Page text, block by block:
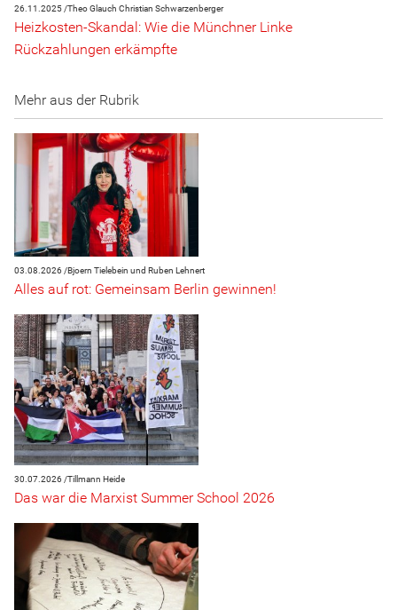
26.11.2025 /Theo Glauch Christian Schwarzenberger
Heizkosten-Skandal: Wie die Münchner Linke
Rückzahlungen erkämpfte
Mehr aus der Rubrik
03.08.2026 /Bjoern Tielebein und Ruben Lehnert
Alles auf rot: Gemeinsam Berlin gewinnen!
30.07.2026 /Tillmann Heide
Das war die Marxist Summer School 2026